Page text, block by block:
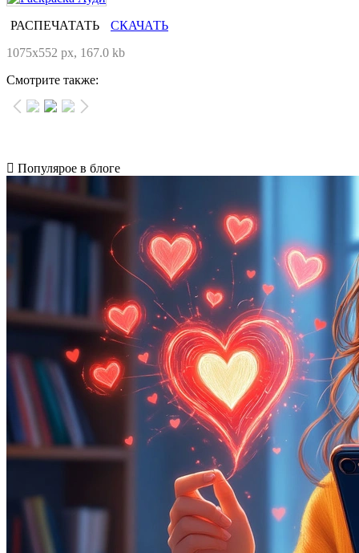
РАСПЕЧАТАТЬ
СКАЧАТЬ
1075x552 px, 167.0 kb
Смотрите также:
Популярое в блоге